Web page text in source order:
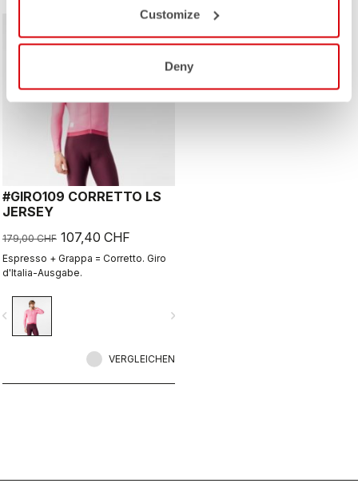
Customize
Deny
#GIRO109 CORRETTO LS
JERSEY
179,00 CHF 107,40 CHF
Espresso + Grappa = Corretto. Giro
d'Italia-Ausgabe.
navigate_next
VERGLEICHEN